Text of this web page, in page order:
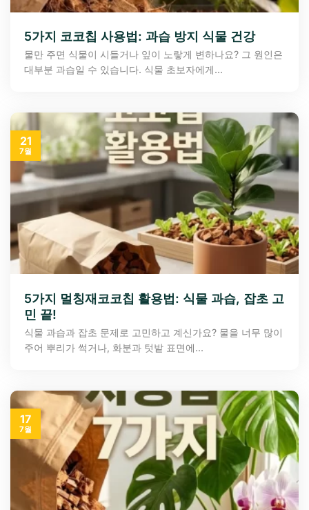
5가지 코코칩 사용법: 과습 방지 식물 건강
물만 주면 식물이 시들거나 잎이 노랗게 변하나요? 그 원인은
대부분 과습일 수 있습니다. 식물 초보자에게...
5가지 멀칭재코코칩 활용법: 식물 과습, 잡초 고
민 끝!
식물 과습과 잡초 문제로 고민하고 계신가요? 물을 너무 많이
주어 뿌리가 썩거나, 화분과 텃밭 표면에...
21
7월
17
7월